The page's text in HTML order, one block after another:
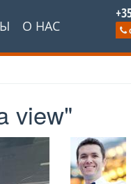
О НАС
view"